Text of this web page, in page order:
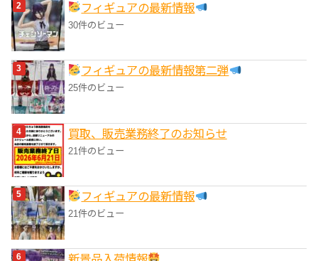
フィギュアの最新情報
30件のビュー
フィギュアの最新情報第二弾
25件のビュー
買取、販売業務終了のお知らせ
21件のビュー
フィギュアの最新情報
21件のビュー